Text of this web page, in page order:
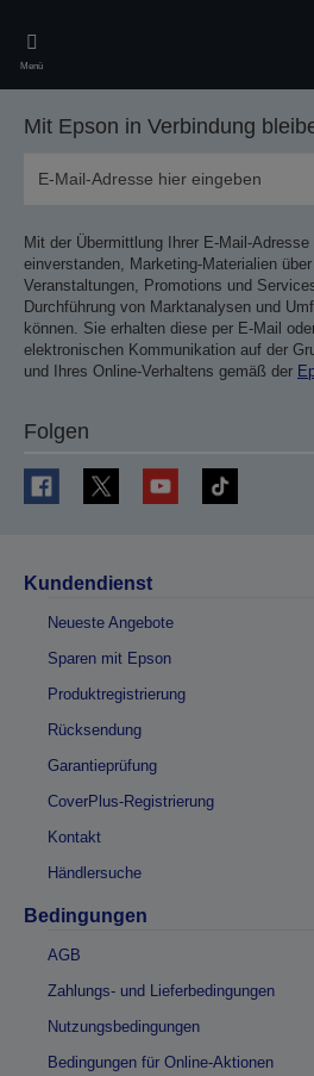
main
content
Menü
Mit Epson in Verbindung
Mit der Übermittlung Ihrer E-Mail-
einverstanden, Marketing-Materialien
Veranstaltungen, Promotions und
Durchführung von Marktanalysen und
können. Sie erhalten diese per E-Mail
elektronischen Kommunikation auf der
und Ihres Online-Verhaltens gemäß der
Folgen
Kundendienst
Neueste Angebote
Sparen mit Epson
Produktregistrierung
Rücksendung
Garantieprüfung
CoverPlus-Registrierung
Kontakt
Händlersuche
Bedingungen
AGB
Zahlungs- und Lieferbedingungen
Nutzungsbedingungen
Bedingungen für Online-Aktionen